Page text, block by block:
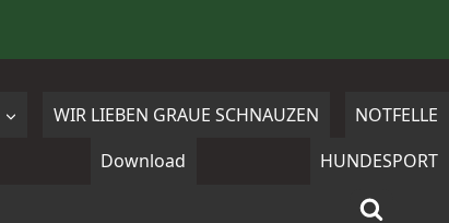
WIR LIEBEN GRAUE SCHNAUZEN
NOTFELLE
Download HUNDESPORT